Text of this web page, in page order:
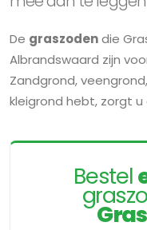
De graszodendie
Albrandswaard zijn
Zandgrond,
kleigrond hebt, zorgt
Bestel